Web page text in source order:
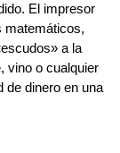
El impresor
matemáticos,
a la
vino o cualquier
de dinero en una